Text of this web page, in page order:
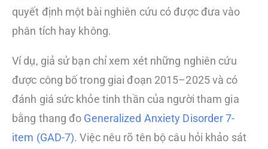
quyết định một bài nghiên cứu có được đưa vào
phân tích hay không.
Ví dụ, giả sử bạn chỉ xem xét những nghiên cứu
được công bố trong giai đoạn 2015–2025 và có
đánh giá sức khỏe tinh thần của người tham gia
bằng thang đo Generalized Anxiety Disorder 7-
item (GAD-7). Việc nêu rõ tên bộ câu hỏi khảo sát